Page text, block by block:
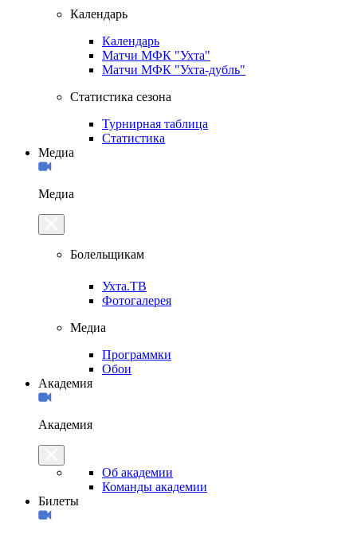
Календарь
Календарь
Матчи МФК "Ухта"
Матчи МФК "Ухта-дубль"
Статистика сезона
Турнирная таблица
Статистика
Медиа
Медиа
Болельщикам
Ухта.ТВ
Фотогалерея
Медиа
Программки
Обои
Академия
Академия
Об академии
Команды академии
Билеты